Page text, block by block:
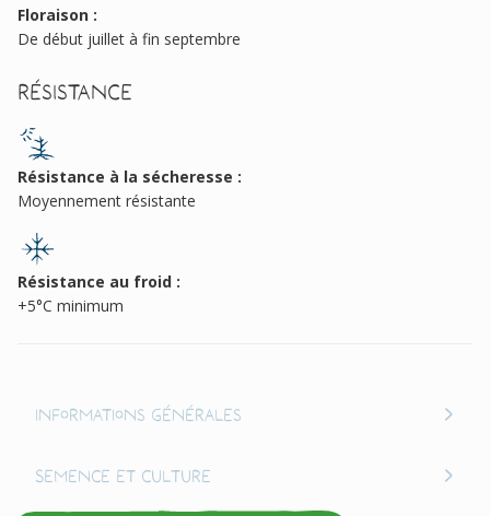
Floraison :
De début juillet à fin septembre
Résistance
Résistance à la sécheresse :
Moyennement résistante
Résistance au froid :
+5°C minimum
Informations générales
Semence et culture